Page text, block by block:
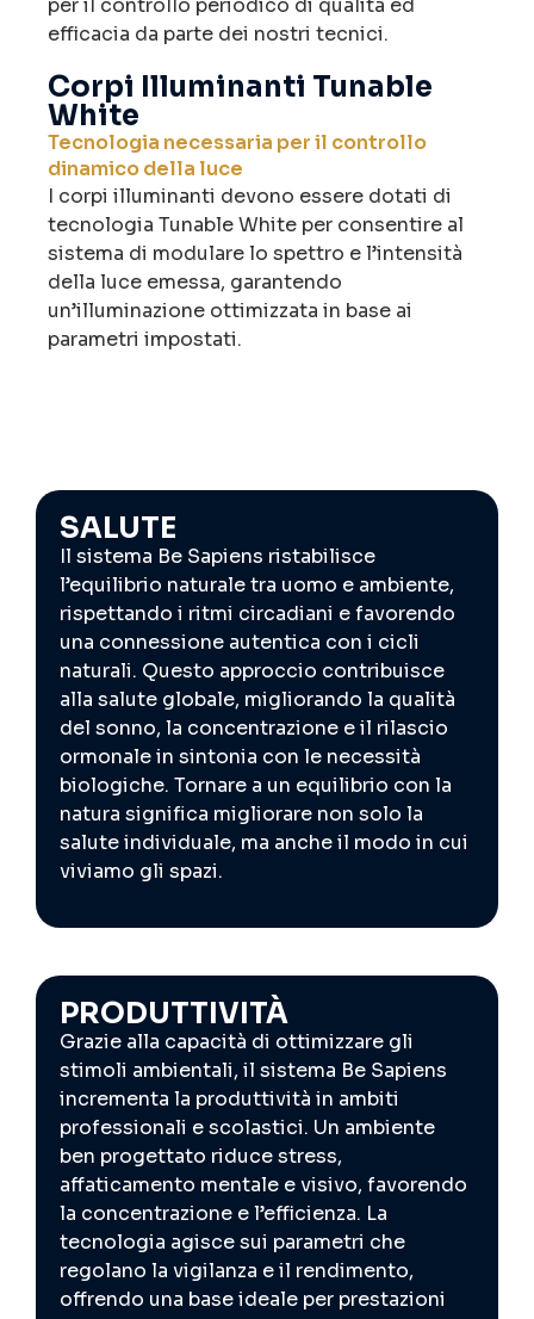
per il controllo periodico di qualità ed
efficacia da parte dei nostri tecnici.
Corpi Illuminanti Tunable
White
Tecnologia necessaria per il controllo
dinamico della luce
I corpi illuminanti devono essere dotati di
tecnologia Tunable White per consentire al
sistema di modulare lo spettro e l’intensità
della luce emessa, garantendo
un’illuminazione ottimizzata in base ai
parametri impostati.
SALUTE
Il sistema Be Sapiens ristabilisce
l’equilibrio naturale tra uomo e ambiente,
rispettando i ritmi circadiani e favorendo
una connessione autentica con i cicli
naturali. Questo approccio contribuisce
alla salute globale, migliorando la qualità
del sonno, la concentrazione e il rilascio
ormonale in sintonia con le necessità
biologiche. Tornare a un equilibrio con la
natura significa migliorare non solo la
salute individuale, ma anche il modo in cui
viviamo gli spazi.
PRODUTTIVITÀ
Grazie alla capacità di ottimizzare gli
stimoli ambientali, il sistema Be Sapiens
incrementa la produttività in ambiti
professionali e scolastici. Un ambiente
ben progettato riduce stress,
affaticamento mentale e visivo, favorendo
la concentrazione e l’efficienza. La
tecnologia agisce sui parametri che
regolano la vigilanza e il rendimento,
offrendo una base ideale per prestazioni